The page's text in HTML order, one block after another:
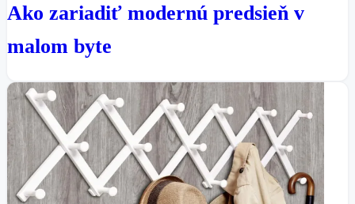
Ako zariadiť modernú predsieň v
malom byte